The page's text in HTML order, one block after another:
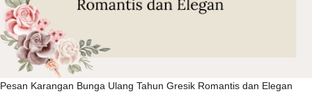
Pesan Karangan Bunga Ulang Tahun Gresik Romantis dan Elegan